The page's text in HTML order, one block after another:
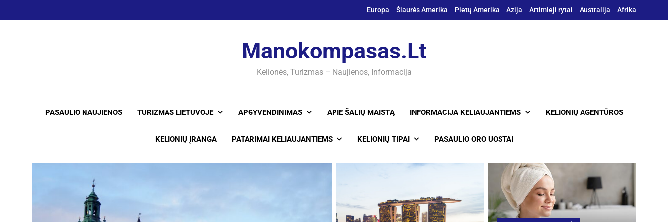
Europa Šiaurės Amerika Pietų Amerika Azija Artimieji rytai Australija Afrika
Manokompasas.lt
Kelionės, Turizmas – Naujienos, Informacija
PASAULIO NAUJIENOS TURIZMAS LIETUVOJE APGYVENDINIMAS APIE ŠALIŲ MAISTĄ INFORMACIJA KELIAUJANTIEMS KELIONIŲ AGENTŪROS
KELIONIŲ ĮRANGA PATARIMAI KELIAUJANTIEMS KELIONIŲ TIPAI PASAULIO ORO UOSTAI